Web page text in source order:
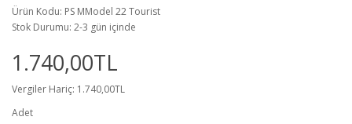
Ürün Kodu: PS MModel 22 Tourist
Stok Durumu: 2-3 gün içinde
1.740,00TL
Vergiler Hariç: 1.740,00TL
Adet